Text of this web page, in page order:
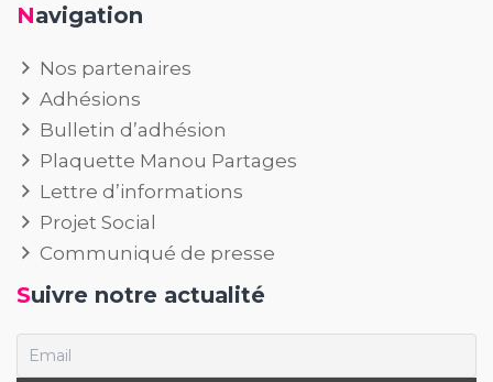
Navigation
Nos partenaires
Adhésions
Bulletin d’adhésion
Plaquette Manou Partages
Lettre d’informations
Projet Social
Communiqué de presse
Suivre notre actualité